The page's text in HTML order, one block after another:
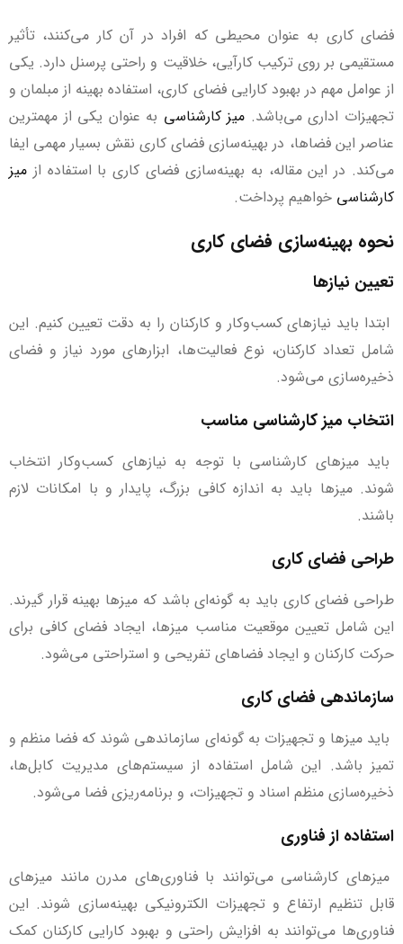
فضای کاری به عنوان محیطی که افراد در آن کار می‌کنند، تأثیر
مستقیمی بر روی ترکیب کارآیی، خلاقیت و راحتی پرسنل دارد. یکی
از عوامل مهم در بهبود کارایی فضای کاری، استفاده بهینه از مبلمان و
تجهیزات اداری می‌باشد. میز کارشناسی به عنوان یکی از مهمترین
عناصر این فضاها، در بهینه‌سازی فضای کاری نقش بسیار مهمی ایفا
می‌کند. در این مقاله، به بهینه‌سازی فضای کاری با استفاده از میز
کارشناسی خواهیم پرداخت.
نحوه بهینه‌سازی فضای کاری
تعیین نیازها
ابتدا باید نیازهای کسب‌وکار و کارکنان را به دقت تعیین کنیم. این
شامل تعداد کارکنان، نوع فعالیت‌ها، ابزارهای مورد نیاز و فضای
ذخیره‌سازی می‌شود.
انتخاب میز کارشناسی مناسب
باید میزهای کارشناسی با توجه به نیازهای کسب‌وکار انتخاب
شوند. میزها باید به اندازه کافی بزرگ، پایدار و با امکانات لازم
باشند.
طراحی فضای کاری
طراحی فضای کاری باید به گونه‌ای باشد که میزها بهینه قرار گیرند.
این شامل تعیین موقعیت مناسب میزها، ایجاد فضای کافی برای
حرکت کارکنان و ایجاد فضاهای تفریحی و استراحتی می‌شود.
سازماندهی فضای کاری
باید میزها و تجهیزات به گونه‌ای سازماندهی شوند که فضا منظم و
تمیز باشد. این شامل استفاده از سیستم‌های مدیریت کابل‌ها،
ذخیره‌سازی منظم اسناد و تجهیزات، و برنامه‌ریزی فضا می‌شود.
استفاده از فناوری
میزهای کارشناسی می‌توانند با فناوری‌های مدرن مانند میزهای
قابل تنظیم ارتفاع و تجهیزات الکترونیکی بهینه‌سازی شوند. این
فناوری‌ها می‌توانند به افزایش راحتی و بهبود کارایی کارکنان کمک